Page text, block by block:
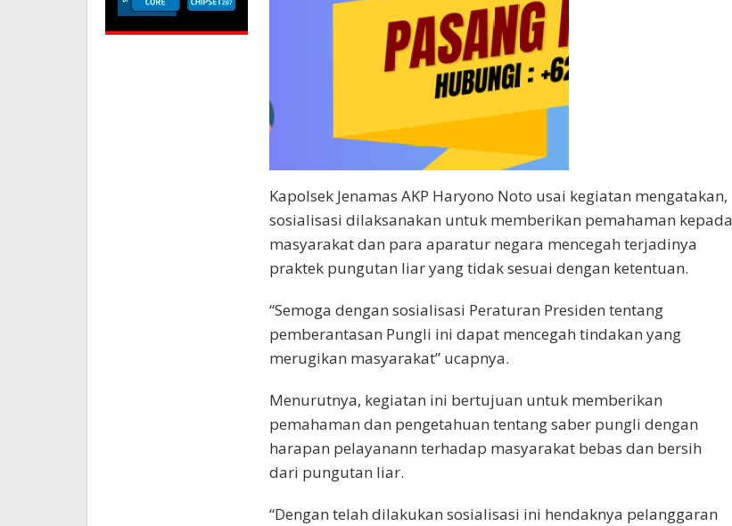
Kapolsek Jenamas AKP Haryono Noto usai kegiatan mengatakan,
sosialisasi dilaksanakan untuk memberikan pemahaman kepada
masyarakat dan para aparatur negara mencegah terjadinya
praktek pungutan liar yang tidak sesuai dengan ketentuan.
“Semoga dengan sosialisasi Peraturan Presiden tentang
pemberantasan Pungli ini dapat mencegah tindakan yang
merugikan masyarakat” ucapnya.
Menurutnya, kegiatan ini bertujuan untuk memberikan
pemahaman dan pengetahuan tentang saber pungli dengan
harapan pelayanann terhadap masyarakat bebas dan bersih
dari pungutan liar.
“Dengan telah dilakukan sosialisasi ini hendaknya pelanggaran